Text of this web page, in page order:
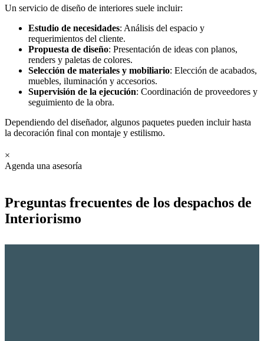
Un servicio de diseño de interiores suele incluir:
Estudio de necesidades: Análisis del espacio y
requerimientos del cliente.
Propuesta de diseño: Presentación de ideas con planos,
renders y paletas de colores.
Selección de materiales y mobiliario: Elección de acabados,
muebles, iluminación y accesorios.
Supervisión de la ejecución: Coordinación de proveedores y
seguimiento de la obra.
Dependiendo del diseñador, algunos paquetes pueden incluir hasta
la decoración final con montaje y estilismo.
×
Agenda una asesoría
Preguntas frecuentes de los despachos de
Interiorismo